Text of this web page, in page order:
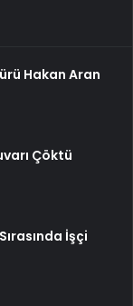
Hakan Aran
Çöktü
İşçi